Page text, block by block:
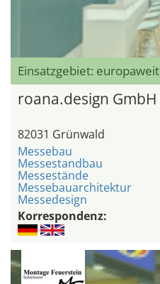
Einsatzgebiet: europaweit
roana.design GmbH
82031 Grünwald
Messebau
Messestandbau
Messestände
Messebauarchitektur
Messedesign
Korrespondenz: